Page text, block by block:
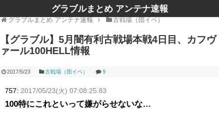
グラブルまとめ アンテナ速報
グラブルまとめ アンテナ速報 古戦場（団イベ）
【グラブル】5月闇有利古戦場本戦4日目、カフヴ
ァール100HELL情報
2017/5/23 古戦場（団イベ） 9
757: 2017/05/23(火) 07:08:25.83
100特にこれといって嫌がらせないな…